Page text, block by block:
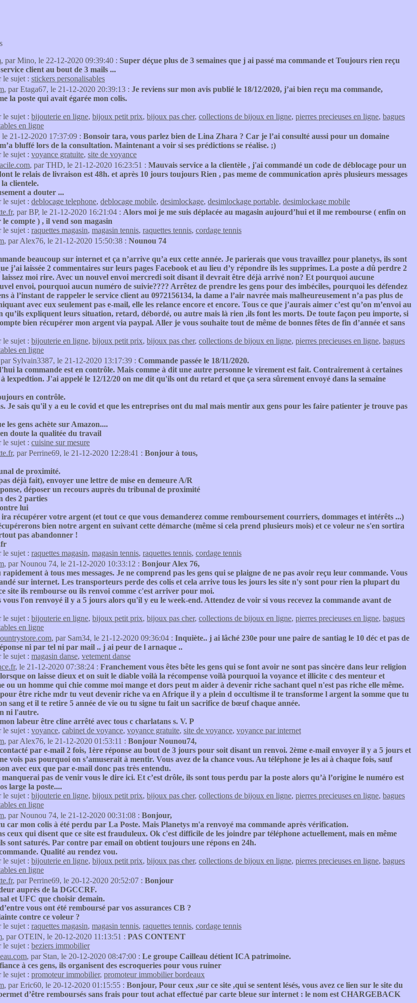
, par Mino, le 22-12-2020 09:39:40 : Super déçue plus de 3 semaines que j ai passé ma commande et Toujours rien reçu
client au bout de 3 mails ...
le sujet : stickers personalisables
, par Etaga67, le 21-12-2020 20:39:13 : Je reviens sur mon avis publié le 18/12/2020, j’ai bien reçu ma commande,
la poste qui avait égarée mon colis.
le sujet : bijouterie en ligne, bijoux petit prix, bijoux pas cher, collections de bijoux en ligne, pierres precieuses en ligne, bagues
en ligne
le 21-12-2020 17:37:09 : Bonsoir tara, vous parlez bien de Lina Zhara ? Car je l’ai consulté aussi pour un domaine
bluffé lors de la consultation. Maintenant a voir si ses prédictions se réalise. ;)
le sujet : voyance gratuite, site de voyance
, par THD, le 21-12-2020 16:23:51 : Mauvais service a la clientèle , j'ai commandé un code de déblocage pour un
le relais de livraison est 48h. et après 10 jours toujours Rien , pas meme de communication après plusieurs messages
clientele.
a douter ...
le sujet : deblocage telephone, deblocage mobile, desimlockage, desimlockage portable, desimlockage mobile
, par BP, le 21-12-2020 16:21:04 : Alors moi je me suis déplacée au magasin aujourd’hui et il me rembourse ( enfin on
compte ) , il vend son magasin
le sujet : raquettes magasin, magasin tennis, raquettes tennis, cordage tennis
, par Alex76, le 21-12-2020 15:50:38 : Nounou 74
beaucoup sur internet et ça n’arrive qu’a eux cette année. Je parierais que vous travaillez pour planetys, ils sont
j’ai laissée 2 commentaires sur leurs pages Facebook et au lieu d’y répondre ils les supprimes. La poste a dû perdre 2
laissez moi rire. Avec un nouvel envoi mercredi soit disant il devrait être déjà arrivé non? Et pourquoi aucune
envoi, pourquoi aucun numéro de suivie???? Arrêtez de prendre les gens pour des imbéciles, pourquoi les défendez
à l’instant de rappeler le service client au 0972156134, la dame a l’air navrée mais malheureusement n’a pas plus de
avec eux seulement pas e-mail, elle les relance encore et encore. Tous ce que j’aurais aimer c’est qu’on m’envoi au
qu’ils expliquent leurs situation, retard, débordé, ou autre mais là rien ,ils font les morts. De toute façon peu importe, si
bien récupérer mon argent via paypal. Aller je vous souhaite tout de même de bonnes fêtes de fin d’année et sans
le sujet : bijouterie en ligne, bijoux petit prix, bijoux pas cher, collections de bijoux en ligne, pierres precieuses en ligne, bagues
en ligne
Sylvain3387, le 21-12-2020 13:17:39 : Commande passée le 18/11/2020.
la commande est en contrôle. Mais comme à dit une autre personne le virement est fait. Contrairement à certaines
à lexpedtion. J'ai appelé le 12/12/20 on me dit qu'ils ont du retard et que ça sera sûrement envoyé dans la semaine
en contrôle.
Je sais qu'il y a eu le covid et que les entreprises ont du mal mais mentir aux gens pour les faire patienter je trouve pas
les gens achète sur Amazon....
doute la qualitée du travail
le sujet : cuisine sur mesure
, par Perrine69, le 21-12-2020 12:28:41 : Bonjour à tous,
de proximité.
déjà fait), envoyer une lettre de mise en demeure A/R
déposer un recours auprès du tribunal de proximité
des 2 parties
lui
récupérer votre argent (et tout ce que vous demanderez comme remboursement courriers, dommages et intérêts ...)
bien notre argent en suivant cette démarche (même si cela prend plusieurs mois) et ce voleur ne s'en sortira
pas abandonner !
le sujet : raquettes magasin, magasin tennis, raquettes tennis, cordage tennis
, par Nounou 74, le 21-12-2020 10:33:12 : Bonjour Alex 76,
à tous mes messages. Je ne comprend pas les gens qui se plaigne de ne pas avoir reçu leur commande. Vous
sur internet. Les transporteurs perde des colis et cela arrive tous les jours les site n'y sont pour rien la plupart du
site ils rembourse ou ils renvoi comme c'est arriver pour moi.
vous l'on renvoyé il y a 5 jours alors qu'il y eu le week-end. Attendez de voir si vous recevez la commande avant de
le sujet : bijouterie en ligne, bijoux petit prix, bijoux pas cher, collections de bijoux en ligne, pierres precieuses en ligne, bagues
en ligne
, par Sam34, le 21-12-2020 09:36:04 : Inquiète.. j ai lâché 230e pour une paire de santiag le 10 déc et pas de
ni par tel ni par mail .. j ai peur de l arnaque ..
le sujet : magasin danse, vetement danse
, le 21-12-2020 07:38:24 : Franchement vous êtes bête les gens qui se font avoir ne sont pas sincère dans leur religion
on laisse dieux et on suit le diable voilà la récompense voilà pourquoi la voyance et illicite c des menteur et
ou un homme qui chie comme moi mange et dors peut m aider à devenir riche sachant quel n'est pas riche elle même.
pour être riche mdr tu veut devenir riche va en Afrique il y a plein d occultisme il te transforme l argent la somme que tu
sang et il te retire 5 année de vie ou tu signe tu fait un sacrifice de bœuf chaque année.
ni l'autre.
labeur être cline arrêté avec tous c charlatans s. V. P
le sujet : voyance, cabinet de voyance, voyance gratuite, site de voyance, voyance par internet
, par Alex76, le 21-12-2020 01:53:11 : Bonjour Nounou74,
par e-mail 2 fois, 1ère réponse au bout de 3 jours pour soit disant un renvoi. 2ème e-mail envoyer il y a 5 jours et
vois pas pourquoi on s’amuserait à mentir. Vous avez de la chance vous. Au téléphone je les ai à chaque fois, sauf
avec eux que par e-mail donc pas très entendu.
manquerai pas de venir vous le dire ici. Et c’est drôle, ils sont tous perdu par la poste alors qu’à l’origine le numéro est
large la poste....
le sujet : bijouterie en ligne, bijoux petit prix, bijoux pas cher, collections de bijoux en ligne, pierres precieuses en ligne, bagues
en ligne
, par Nounou 74, le 21-12-2020 00:31:08 : Bonjour,
car mon colis à été perdu par La Poste. Mais Planetys m'a renvoyé ma commande après vérification.
ceux qui disent que ce site est frauduleux. Ok c'est difficile de les joindre par téléphone actuellement, mais en même
sont saturés. Par contre par email on obtient toujours une répons en 24h.
Qualité au rendez vou.
le sujet : bijouterie en ligne, bijoux petit prix, bijoux pas cher, collections de bijoux en ligne, pierres precieuses en ligne, bagues
en ligne
, par Perrine69, le 20-12-2020 20:52:07 : Bonjour
auprès de la DGCCRF.
et UFC que choisir demain.
vous ont été remboursé par vos assurances CB ?
contre ce voleur ?
le sujet : raquettes magasin, magasin tennis, raquettes tennis, cordage tennis
, par OTEIN, le 20-12-2020 11:13:51 : PAS CONTENT
le sujet : beziers immobilier
, par Stan, le 20-12-2020 08:47:00 : Le groupe Cailleau détient ICA patrimoine.
à ces gens, ils organisent des escroqueries pour vous ruiner
le sujet : promoteur immobilier, promoteur immobilier bordeaux
, par Eric60, le 20-12-2020 01:15:55 : Bonjour, Pour ceux ,sur ce site ,qui se sentent lésés, vous avez ce lien sur le site du
d’être remboursés sans frais pour tout achat effectué par carte bleue sur internet : le nom est CHARGEBACK